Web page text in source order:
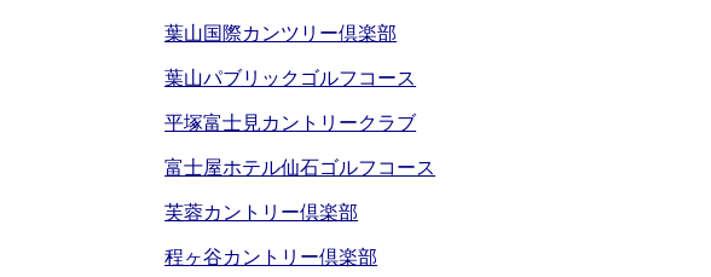
葉山国際カンツリー倶楽部
葉山パブリックゴルフコース
平塚富士見カントリークラブ
富士屋ホテル仙石ゴルフコース
芙蓉カントリー倶楽部
程ヶ谷カントリー倶楽部